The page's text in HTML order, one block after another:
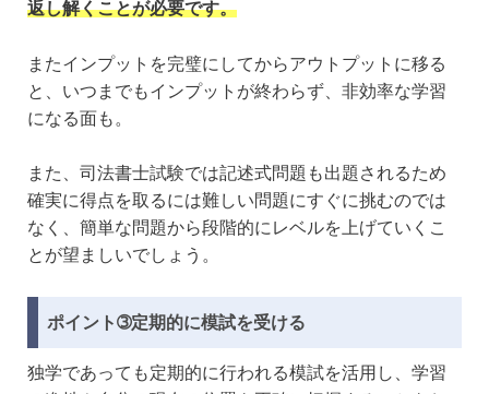
返し解くことが必要です。
またインプットを完璧にしてからアウトプットに移る
と、いつまでもインプットが終わらず、非効率な学習
になる面も。
また、司法書士試験では記述式問題も出題されるため
確実に得点を取るには難しい問題にすぐに挑むのでは
なく、簡単な問題から段階的にレベルを上げていくこ
とが望ましいでしょう。
ポイント➂定期的に模試を受ける
独学であっても定期的に行われる模試を活用し、学習